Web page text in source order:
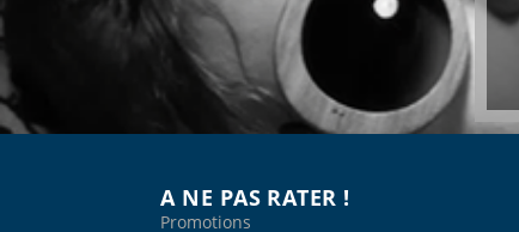
A NE PAS RATER !
Promotions